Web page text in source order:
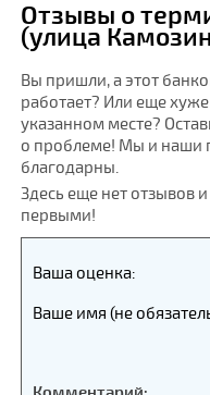
Отзывы о
(улица
Вы пришли, а этот
работает? Или еще
указанном месте?
о проблеме! Мы и наши
благодарны.
Здесь еще нет отзывов
первыми!
Ваша оценка:
Ваше имя (не